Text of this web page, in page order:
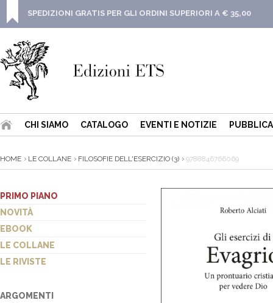
SPEDIZIONI GRATIS PER GLI ORDINI SUPERIORI A € 35,00
CHI SIAMO CATALOGO EVENTI E NOTIZIE
HOME LE COLLANE FILOSOFIE DELL'ESERCIZIO (3) 9788846766069
PRIMO PIANO
NOVITÀ
EBOOK
LE COLLANE
LE RIVISTE
ARGOMENTI